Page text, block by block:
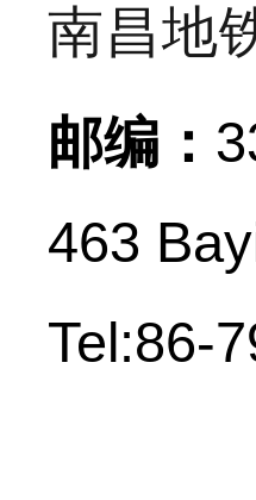
南昌地
邮编：
463
Tel:86-